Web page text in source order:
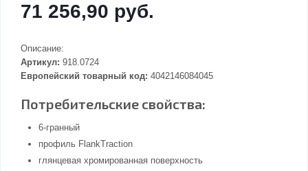
71 256,90 руб.
Описание:
Артикул: 918.0724
Европейский товарный код: 4042146084045
Потребительские свойства:
6-гранный
профиль FlankTraction
глянцевая хромированная поверхность